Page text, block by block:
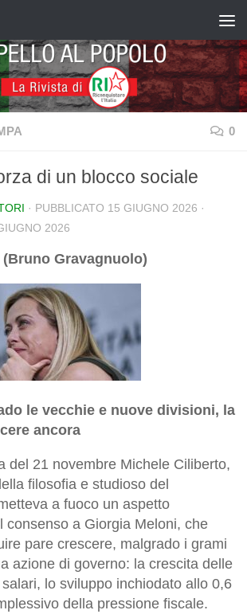
0
di un blocco sociale
· PUBBLICATO 15 GIUGNO 2026 ·
2026
(Bruno Gravagnuolo)
le vecchie e nuove divisioni, la
ancora
del 21 novembre Michele Ciliberto,
filosofia e studioso del
a fuoco un aspetto
consenso a Giorgia Meloni, che
pare crescere, malgrado i grami
azione di governo: la crescita delle
lo sviluppo inchiodato allo 0,6
della pressione fiscale.